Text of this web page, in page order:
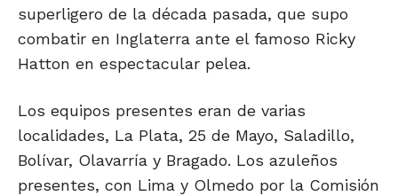
superligero de la década pasada, que supo
combatir en Inglaterra ante el famoso Ricky
Hatton en espectacular pelea.
Los equipos presentes eran de varias
localidades, La Plata, 25 de Mayo, Saladillo,
Bolívar, Olavarría y Bragado. Los azuleños
presentes, con Lima y Olmedo por la Comisión